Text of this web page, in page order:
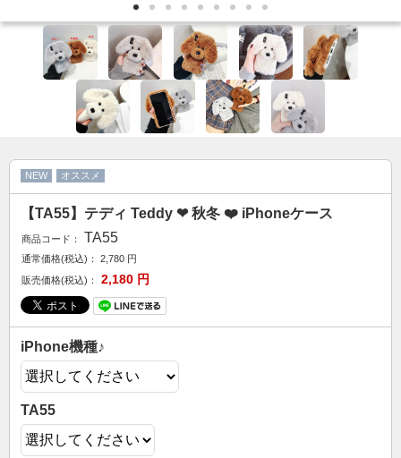
ケースDIY
新商品
アクセサリ
FOLLOW US
Web: https://www.kumacase.jp
Instagram: kumacase_jp
Instagram: kumacasestore
Twitter: kumacasestore
Line ID: kumacase
NEW オススメ
【TA55】テディ Teddy ❤ 秋冬 ❤️ iPhoneケース
商品コード： TA55
通常価格(税込)： 2,780 円
販売価格(税込)：
2,180 円
iPhone機種♪
TA55